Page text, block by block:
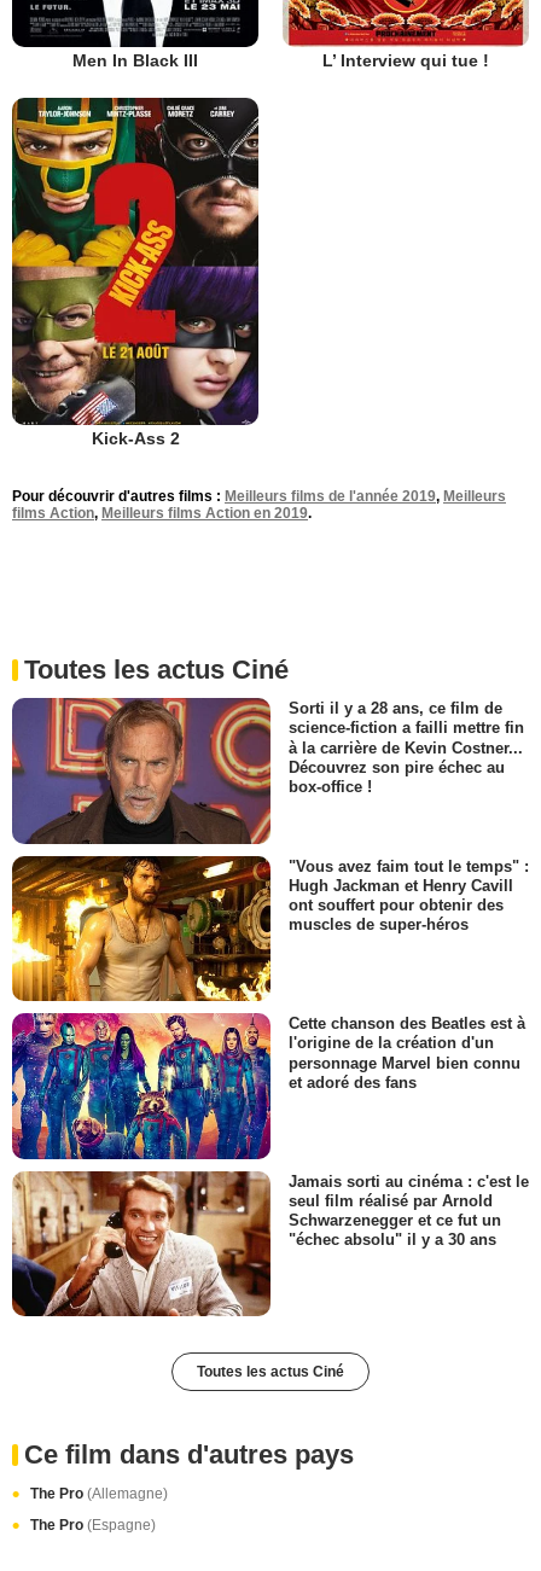
Men In Black III L’ Interview qui tue !
Kick-Ass 2
Pour découvrir d'autres films : Meilleurs films de l'année 2019, Meilleurs
films Action, Meilleurs films Action en 2019.
Toutes les actus Ciné
Sorti il y a 28 ans, ce film de
science-fiction a failli mettre fin
à la carrière de Kevin Costner...
Découvrez son pire échec au
box-office !
"Vous avez faim tout le temps" :
Hugh Jackman et Henry Cavill
ont souffert pour obtenir des
muscles de super-héros
Cette chanson des Beatles est à
l'origine de la création d'un
personnage Marvel bien connu
et adoré des fans
Jamais sorti au cinéma : c'est le
seul film réalisé par Arnold
Schwarzenegger et ce fut un
"échec absolu" il y a 30 ans
Toutes les actus Ciné
Ce film dans d'autres pays
The Pro (Allemagne)
The Pro (Espagne)